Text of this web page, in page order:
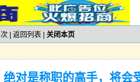
次 | 返回列表 关闭本页
对是称职的高手，将会